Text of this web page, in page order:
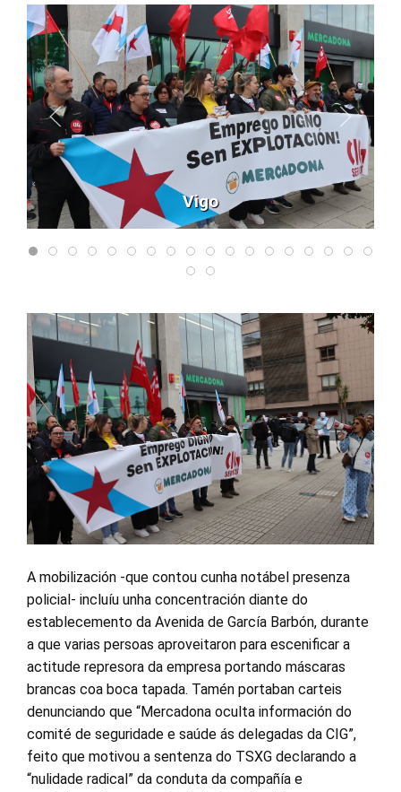
Vigo
A mobilización -que contou cunha notábel presenza
policial- incluíu unha concentración diante do
establecemento da Avenida de García Barbón, durante
a que varias persoas aproveitaron para escenificar a
actitude represora da empresa portando máscaras
brancas coa boca tapada. Tamén portaban carteis
denunciando que “Mercadona oculta información do
comité de seguridade e saúde ás delegadas da CIG”,
feito que motivou a sentenza do TSXG declarando a
“nulidade radical” da conduta da compañía e